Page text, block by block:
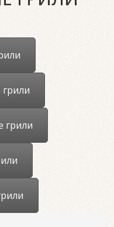
грили